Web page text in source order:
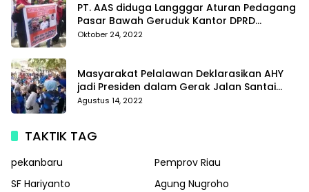
PT. AAS diduga Langggar Aturan Pedagang
Pasar Bawah Geruduk Kantor DPRD
Pekanbaru
Oktober 24, 2022
Masyarakat Pelalawan Deklarasikan AHY
jadi Presiden dalam Gerak Jalan Santai
Partai Demokrat
Agustus 14, 2022
TAKTIK TAG
pekanbaru
Pemprov Riau
SF Hariyanto
Agung Nugroho